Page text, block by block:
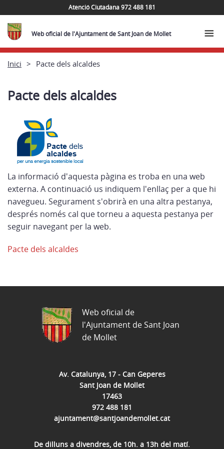
Atenció Ciutadana 972 488 181
Web oficial de l'Ajuntament de Sant Joan de Mollet
Inici Pacte dels alcaldes
Pacte dels alcaldes
La informació d'aquesta pàgina es troba en una web
externa. A continuació us indiquem l'enllaç per a que hi
navegueu. Segurament s'obrirà en una altra pestanya,
després només cal que torneu a aquesta pestanya per
seguir navegant per la web.
Pacte dels alcaldes
Av. Catalunya, 17 - Can Geperes
Sant Joan de Mollet
17463
972 488 181
ajuntament@santjoandemollet.cat
De dilluns a divendres, de 10h. a 13h del matí.
Web oficial de
l'Ajuntament de Sant Joan
de Mollet